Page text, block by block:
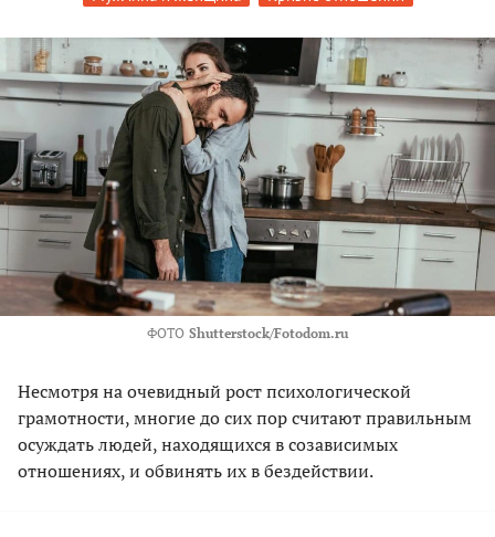
ФОТО Shutterstock/Fotodom.ru
Несмотря на очевидный рост психологической
грамотности, многие до сих пор считают правильным
осуждать людей, находящихся в созависимых
отношениях, и обвинять их в бездействии.